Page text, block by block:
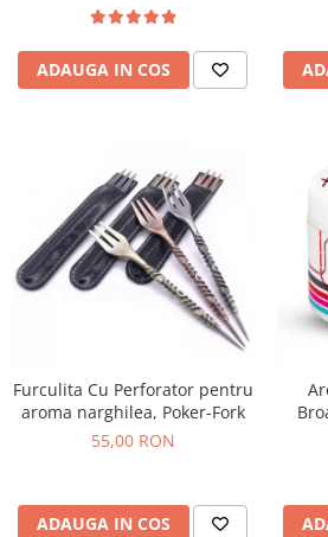
ADAUGA IN COS
Furculita Cu Perforator pentru
aroma narghilea, Poker-Fork
55,00 RON
ADAUGA IN COS